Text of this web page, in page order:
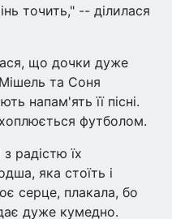
точить," -- ділилася
що дочки дуже
та Соня
напам'ять її пісні.
футболом.
з радістю їх
яка стоїть і
серце, плакала, бо
дуже кумедно.